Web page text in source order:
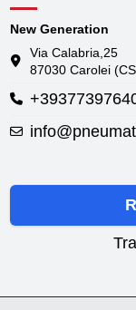
New Generation
Via Calabria,25
87030 Carolei